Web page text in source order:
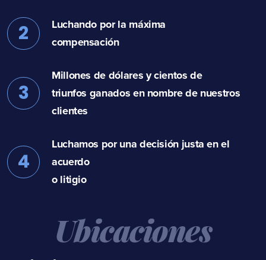
2
Luchando por la máxima
compensación
3
Millones de dólares y cientos de
triunfos ganados en nombre de nuestros
clientes
4
Luchamos por una decisión justa en el
acuerdo
o litigio
Ubicaciones